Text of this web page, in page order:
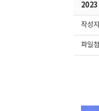
2023
작성
파일